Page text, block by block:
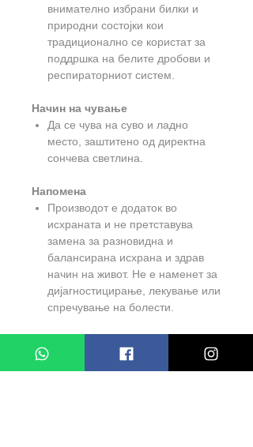
внимателно избрани билки и
природни состојки кои
традиционално се користат за
поддршка на белите дробови и
респираторниот систем.
Начин на чување
Да се чува на суво и ладно
место, заштитено од директна
сончева светлина.
Напомена
Производот е додаток во
исхраната и не претставува
замена за разновидна и
балансирана исхрана и здрав
начин на живот. Не е наменет за
дијагностицирање, лекување или
спречување на болести.
Водечки бренд за природни
суплементи и здравствена